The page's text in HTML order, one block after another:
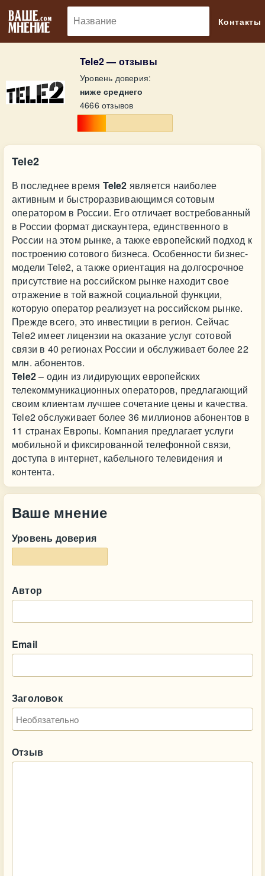
Контакты
Tele2 — отзывы
Уровень доверия:
ниже среднего
4666 отзывов
Tele2
В последнее время Tele2 является наиболее
активным и быстроразвивающимся сотовым
оператором в России. Его отличает востребованный
в России формат дискаунтера, единственного в
России на этом рынке, а также европейский подход к
построению сотового бизнеса. Особенности бизнес-
модели Tele2, а также ориентация на долгосрочное
присутствие на российском рынке находит свое
отражение в той важной социальной функции,
которую оператор реализует на российском рынке.
Прежде всего, это инвестиции в регион. Сейчас
Tele2 имеет лицензии на оказание услуг сотовой
связи в 40 регионах России и обслуживает более 22
млн. абонентов.
Tele2– один из лидирующих европейских
телекоммуникационных операторов, предлагающий
своим клиентам лучшее сочетание цены и качества.
Tele2 обслуживает более 36 миллионов абонентов в
11 странах Европы. Компания предлагает услуги
мобильной и фиксированной телефонной связи,
доступа в интернет, кабельного телевидения и
контента.
Ваше мнение
Уровень доверия
Автор
Email
Заголовок
Отзыв